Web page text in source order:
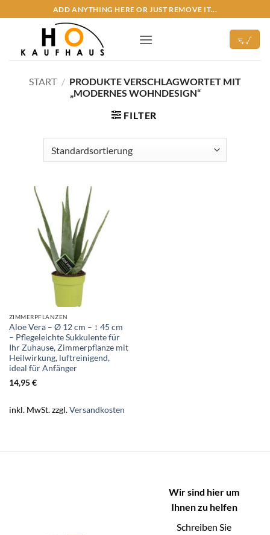
Inhalt
ADD ANYTHING HERE OR JUST REMOVE IT...
START / PRODUKTE VERSCHLAGWORTET MIT
„MODERNES WOHNDESIGN“
FILTER
ZIMMERPFLANZEN
Aloe Vera – Ø 12 cm – ↕ 45 cm
– Pflegeleichte Sukkulente für
Ihr Zuhause, Zimmerpflanze mit
Heilwirkung, luftreinigend,
ideal für Anfänger
14,95€
inkl. MwSt.zzgl.Versandkosten
Wir sind hier um
Ihnen zu helfen
Schreiben Sie